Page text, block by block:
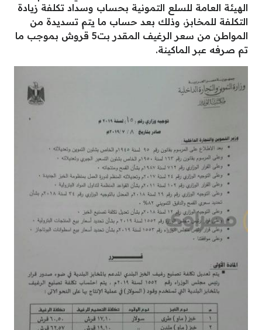
الهيئة العامة للسلع التمونية بحساب وسداد تكلفة زيادة
التكلفة للمخابز، وذلك بعد حساب ما يتم تسديدة من
المواطن من سعر الرغيف المقدر بت5 قروش بموجب ما
تم صرفه عبر الماكينة.